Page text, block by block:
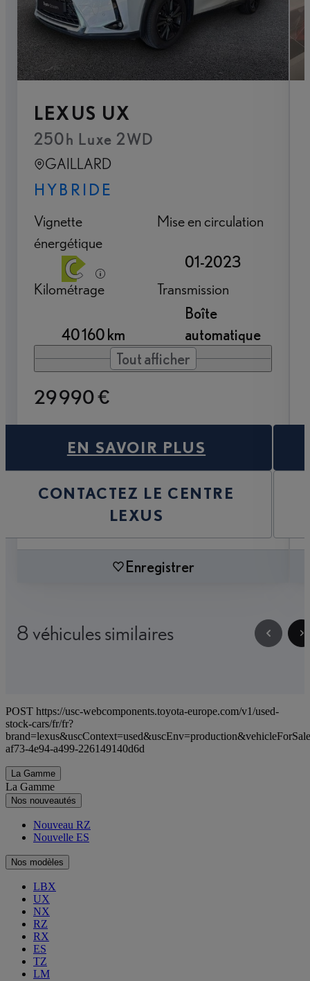
LEXUS UX
250h Luxe 2WD
GAILLARD
HYBRIDE
Vignette
énergétique
Mise en circulation
01-2023
Kilométrage
40 160 km
Transmission
Boîte
automatique
Tout afficher
29 990 €
EN SAVOIR PLUS
CONTACTEZ LE CENTRE
LEXUS
Enregistrer
8 véhicules similaires
POST https://usc-webcomponents.toyota-europe.com/v1/used-
stock-cars/fr/fr?
af73-4e94-a499-226149140d6d
La Gamme
La Gamme
Nos nouveautés
Nouveau RZ
Nouvelle ES
Nos modèles
LBX
UX
NX
RZ
RX
ES
TZ
LM